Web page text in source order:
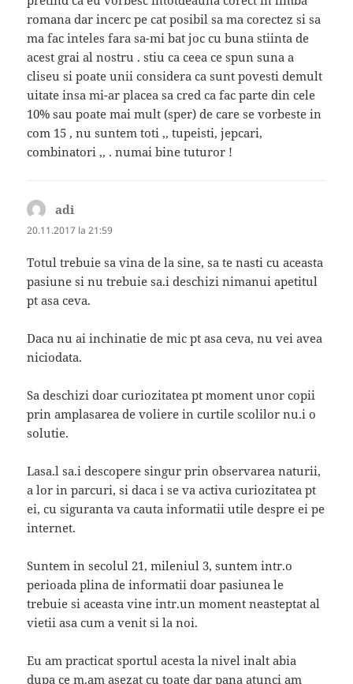
romana dar incerc pe cat posibil sa ma corectez si sa
ma fac inteles fara sa-mi bat joc cu buna stiinta de
acest grai al nostru . stiu ca ceea ce spun suna a
cliseu si poate unii considera ca sunt povesti demult
uitate insa mi-ar placea sa cred ca fac parte din cele
10% sau poate mai mult (sper) de care se vorbeste in
com 15 , nu suntem toti ,, tupeisti, jepcari,
combinatori ,, . numai bine tuturor !
adi
20.11.2017 la 21:59
Totul trebuie sa vina de la sine, sa te nasti cu aceasta
pasiune si nu trebuie sa.i deschizi nimanui apetitul
pt asa ceva.
Daca nu ai inchinatie de mic pt asa ceva, nu vei avea
niciodata.
Sa deschizi doar curiozitatea pt moment unor copii
prin amplasarea de voliere in curtile scolilor nu.i o
solutie.
Lasa.l sa.i descopere singur prin observarea naturii,
a lor in parcuri, si daca i se va activa curiozitatea pt
ei, cu siguranta va cauta informatii utile despre ei pe
internet.
Suntem in secolul 21, mileniul 3, suntem intr.o
perioada plina de informatii doar pasiunea le
trebuie si aceasta vine intr.un moment neasteptat al
vietii asa cum a venit si la noi.
Eu am practicat sportul acesta la nivel inalt abia
dupa ce m.am asezat cu toate dar pana atunci am